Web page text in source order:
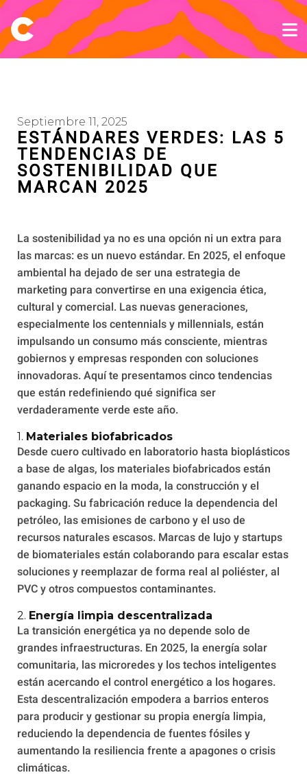
Septiembre 11, 2025
ESTÁNDARES VERDES: LAS 5
TENDENCIAS DE
SOSTENIBILIDAD QUE
MARCAN 2025
La sostenibilidad ya no es una opción ni un extra para
las marcas: es un nuevo estándar. En 2025, el enfoque
ambiental ha dejado de ser una estrategia de
marketing para convertirse en una exigencia ética,
cultural y comercial. Las nuevas generaciones,
especialmente los centennials y millennials, están
impulsando un consumo más consciente, mientras
gobiernos y empresas responden con soluciones
innovadoras. Aquí te presentamos cinco tendencias
que están redefiniendo qué significa ser
verdaderamente verde este año.
1. Materiales biofabricados
Desde cuero cultivado en laboratorio hasta bioplásticos
a base de algas, los materiales biofabricados están
ganando espacio en la moda, la construcción y el
packaging. Su fabricación reduce la dependencia del
petróleo, las emisiones de carbono y el uso de
recursos naturales escasos. Marcas de lujo y startups
de biomateriales están colaborando para escalar estas
soluciones y reemplazar de forma real al poliéster, al
PVC y otros compuestos contaminantes.
2. Energía limpia descentralizada
La transición energética ya no depende solo de
grandes infraestructuras. En 2025, la energía solar
comunitaria, las microredes y los techos inteligentes
están acercando el control energético a los hogares.
Esta descentralización empodera a barrios enteros
para producir y gestionar su propia energía limpia,
reduciendo la dependencia de fuentes fósiles y
aumentando la resiliencia frente a apagones o crisis
climáticas.